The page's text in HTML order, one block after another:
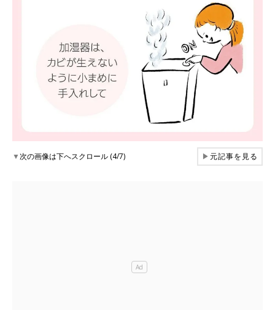
▼次の画像は下へスクロール (4/7) ▶元記事を見る